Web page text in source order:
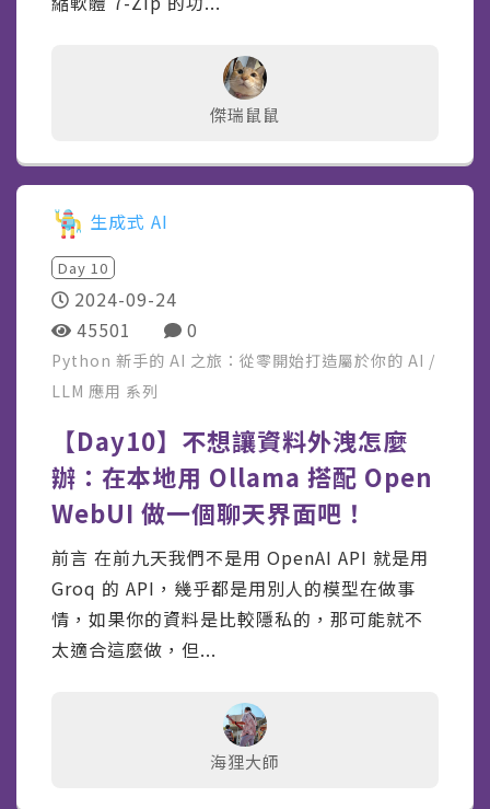
傑瑞鼠鼠
生成式 AI
Day 10
2024-09-24
45501
0
Python 新手的 AI 之旅：從零開始打造屬於你的 AI /
LLM 應用 系列
【Day10】不想讓資料外洩怎麼
辦：在本地用 Ollama 搭配 Open
WebUI 做一個聊天界面吧！
前言 在前九天我們不是用 OpenAI API 就是用
Groq 的 API，幾乎都是用別人的模型在做事
情，如果你的資料是比較隱私的，那可能就不
太適合這麼做，但...
海狸大師